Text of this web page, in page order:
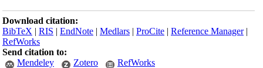
Download citation:
BibTeX |RIS |EndNote |Medlars |ProCite |Reference Manager
RefWorks
Send citation to:
Mendeley
Zotero RefWorks